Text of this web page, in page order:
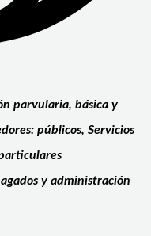
parvularia, básica y
públicos, Servicios
y administración